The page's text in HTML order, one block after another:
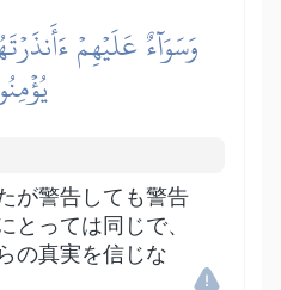
وَسَوَآءٌ عَلَيۡهِمۡ
が警告しても警告
とっては同じで、
の真実を信じな